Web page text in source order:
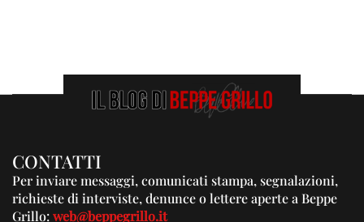
CONTATTI
Per inviare messaggi, comunicati stampa, segnalazioni,
richieste di interviste, denunce o lettere aperte a Beppe
Grillo:web@beppegrillo.it